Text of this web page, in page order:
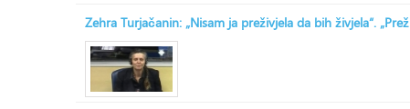
Zehra Turjačanin: „Nisam ja preživjela da bih živjela“.